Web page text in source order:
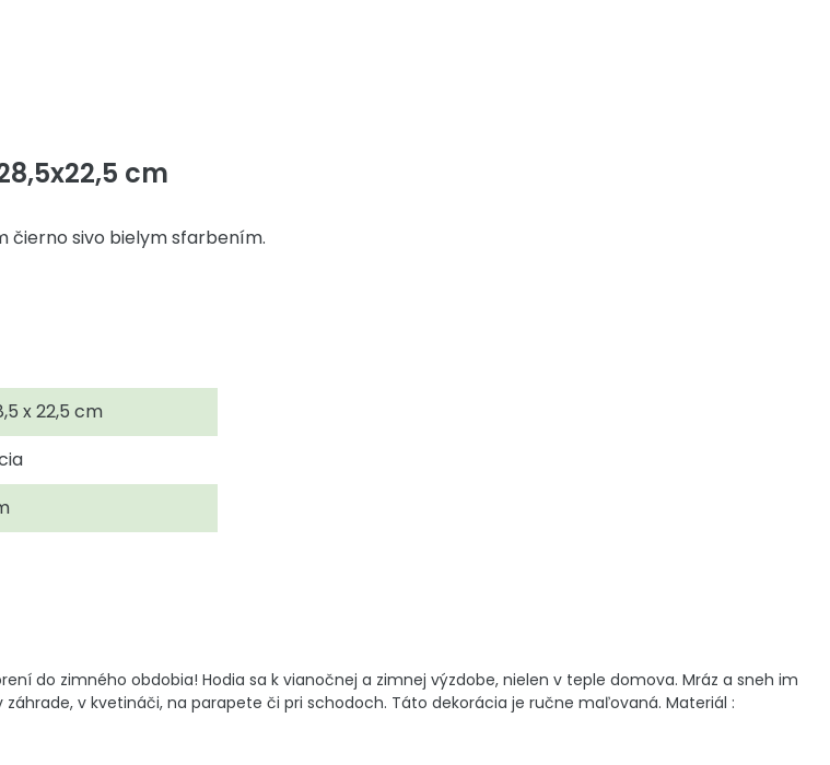
cm
čierno sivo bielym sfarbením.
x 22,5 cm
do zimného obdobia! Hodia sa k vianočnej a zimnej výzdobe, nielen v teple domova. Mráz a sneh im
v kvetináči, na parapete či pri schodoch. Táto dekorácia je ručne maľovaná. Materiál :